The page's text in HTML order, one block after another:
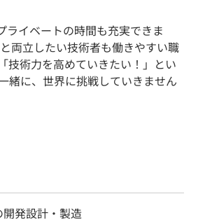
イベートの時間も充実できま
両立したい技術者も働きやすい職
技術力を高めていきたい！」とい
緒に、世界に挑戦していきません
発設計・製造